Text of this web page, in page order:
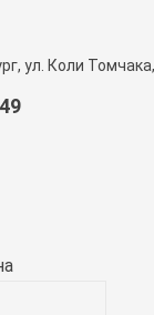
ул. Коли